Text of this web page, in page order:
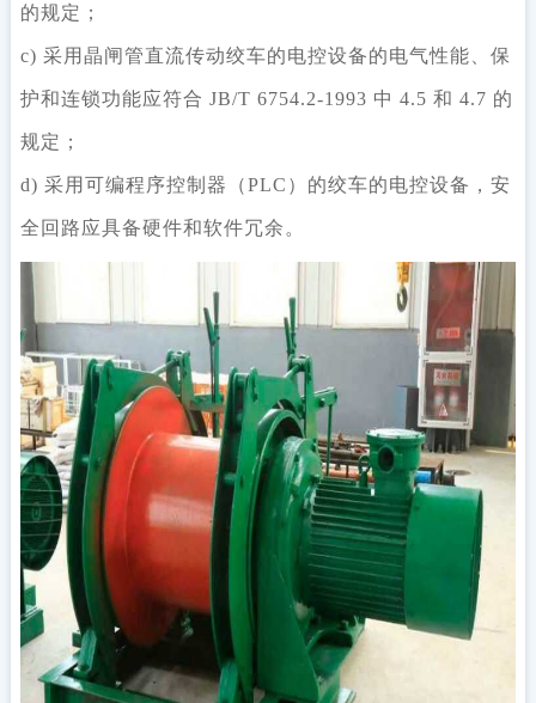
的规定；
c) 采用晶闸管直流传动绞车的电控设备的电气性能、保
护和连锁功能应符合 JB/T 6754.2-1993 中 4.5 和 4.7 的
规定；
d) 采用可编程序控制器（PLC）的绞车的电控设备，安
全回路应具备硬件和软件冗余。